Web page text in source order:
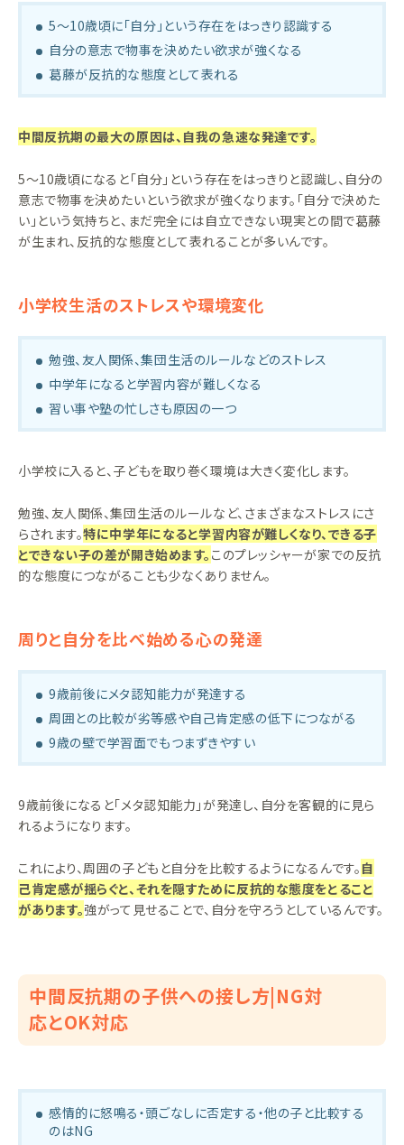
5〜10歳頃に「自分」という存在をはっきり認識する
自分の意志で物事を決めたい欲求が強くなる
葛藤が反抗的な態度として表れる
中間反抗期の最大の原因は、自我の急速な発達です。
5〜10歳頃になると「自分」という存在をはっきりと認識し、自分の
意志で物事を決めたいという欲求が強くなります。「自分で決めた
い」という気持ちと、まだ完全には自立できない現実との間で葛藤
が生まれ、反抗的な態度として表れることが多いんです。
小学校生活のストレスや環境変化
勉強、友人関係、集団生活のルールなどのストレス
中学年になると学習内容が難しくなる
習い事や塾の忙しさも原因の一つ
小学校に入ると、子どもを取り巻く環境は大きく変化します。
勉強、友人関係、集団生活のルールなど、さまざまなストレスにさ
らされます。特に中学年になると学習内容が難しくなり、できる子
とできない子の差が開き始めます。 このプレッシャーが家での反抗
的な態度につながることも少なくありません。
周りと自分を比べ始める心の発達
9歳前後にメタ認知能力が発達する
周囲との比較が劣等感や自己肯定感の低下につながる
9歳の壁で学習面でもつまずきやすい
9歳前後になると「メタ認知能力」が発達し、自分を客観的に見ら
れるようになります。
これにより、周囲の子どもと自分を比較するようになるんです。 自
己肯定感が揺らぐと、それを隠すために反抗的な態度をとること
があります。強がって見せることで、自分を守ろうとしているんです。
中間反抗期の子供への接し方|NG対
応とOK対応
感情的に怒鳴る・頭ごなしに否定する・他の子と比較する
のはNG